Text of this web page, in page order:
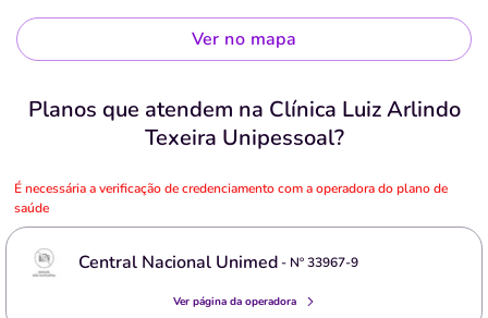
Ver no mapa
Planos que atendem na Clínica Luiz Arlindo
Texeira Unipessoal?
É necessária a verificação de credenciamento com a operadora do plano de
saúde
Central Nacional Unimed- Nº33967-9
Ver página da operadora